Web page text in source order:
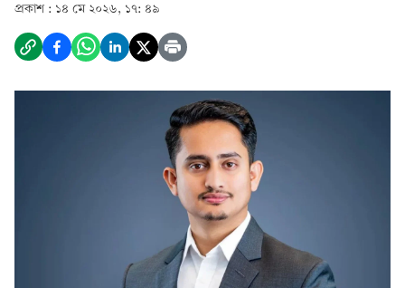
প্রকাশ : ১৪ মে ২০২৬, ১৭: ৪৯